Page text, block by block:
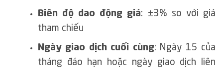
Biên độ dao động giá: ±3% so với giá
tham chiếu
Ngày giao dịch cuối cùng: Ngày 15 của
tháng đáo hạn hoặc ngày giao dịch liên